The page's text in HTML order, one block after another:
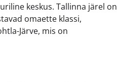
keskus. Tallinna järel on
omaette klassi,
Järve, mis on